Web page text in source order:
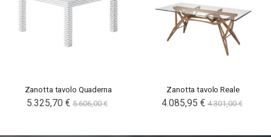
Zanotta tavolo Quaderna
5.325,70 € 5.606,00 €
Zanotta tavolo Reale
4.085,95 € 4.301,00 €